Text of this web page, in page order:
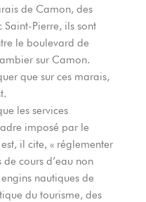
de Camon, des
Saint-Pierre, ils sont
le boulevard de
sur Camon.
que sur ces marais,
les services
imposé par le
il cite, « réglementer
de cours d’eau non
nautiques de
du tourisme, des